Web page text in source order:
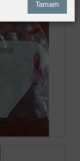
Tamam